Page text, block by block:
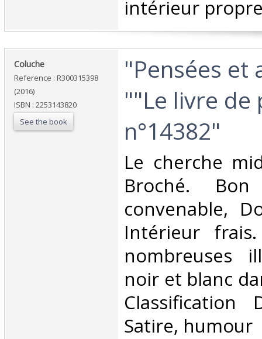
intérieur
‎Coluche‎
Reference : R300315398
(2016)
ISBN : 2253143820
See the book
‎"Pensées et
""Le livre de
n°14382"‎
‎Le cherche
Broché.
convenable,
Intérieur
nombreuses
noir et blanc
Classification
Satire, humour‎